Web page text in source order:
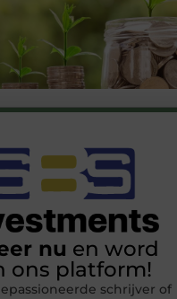
nu en word
ons platform!
schrijver of